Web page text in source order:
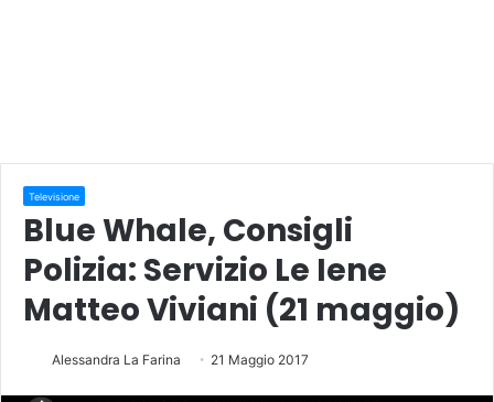
Televisione
Blue Whale, Consigli
Polizia: Servizio Le Iene
Matteo Viviani (21 maggio)
Alessandra La Farina 21 Maggio 2017